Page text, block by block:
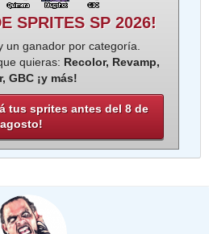
SPRITES SP 2026!
un ganador por categoría.
quieras: Recolor, Revamp,
GBC ¡y más!
tus sprites antes del 8 de
agosto!